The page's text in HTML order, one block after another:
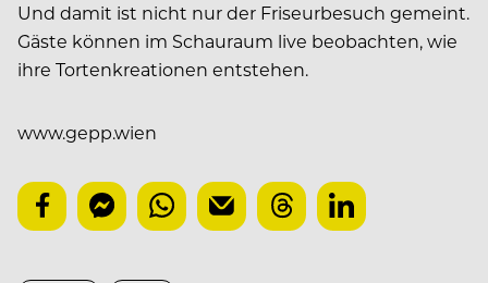
Und damit ist nicht nur der Friseurbesuch gemeint.
Gäste können im Schauraum live beobachten, wie
ihre Tortenkreationen entstehen.
www.gepp.wien